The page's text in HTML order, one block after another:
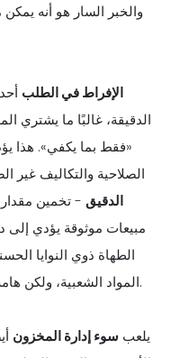
والخبر السار هو أنه
الإفراط في الطلب
الدقيقة، غالبًا ما يشتري
«فقط بما يكفي». هذا
الصلاحية والتكاليف غير
الدقيق - تخمين
مبيعات موثوقة يؤدي إلى
الطهاة ذوي النوايا
المواد الشعبية، ولكن هامش الأمان هذا غالبًا ما يتحول إلى نفايات.
يلعب سوء إدارة المخزون